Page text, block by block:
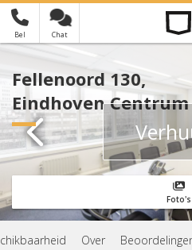
Bel Chat
Fellenoord 130,
Eindhoven Centrum
Foto's
Over